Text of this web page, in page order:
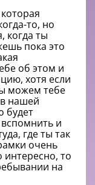
то, но
когда ты
пока это
об этом и
хотя если
можем тебе
нашей
будет
и
где ты так
очень
интересно, то
на